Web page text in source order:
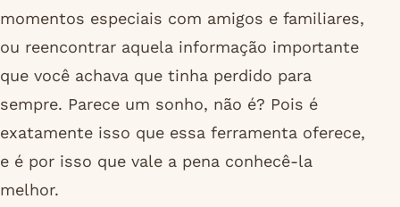
momentos especiais com amigos e familiares,
ou reencontrar aquela informação importante
que você achava que tinha perdido para
sempre. Parece um sonho, não é? Pois é
exatamente isso que essa ferramenta oferece,
e é por isso que vale a pena conhecê-la
melhor.